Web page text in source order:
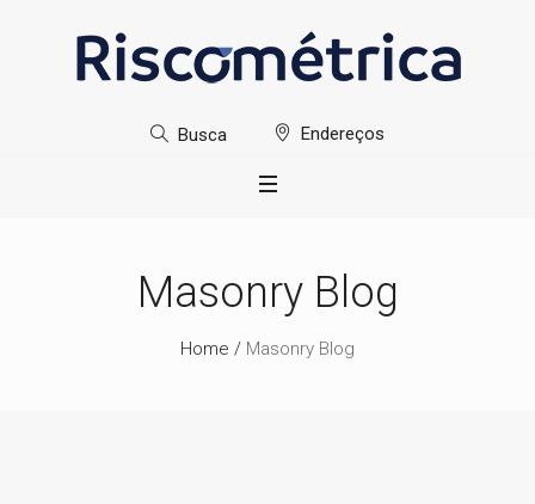
Busca Endereços
Masonry Blog
Home / Masonry Blog